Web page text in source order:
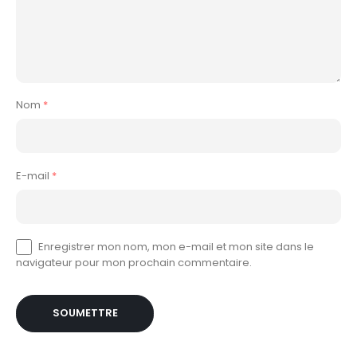
Nom *
E-mail *
Enregistrer mon nom, mon e-mail et mon site dans le
navigateur pour mon prochain commentaire.